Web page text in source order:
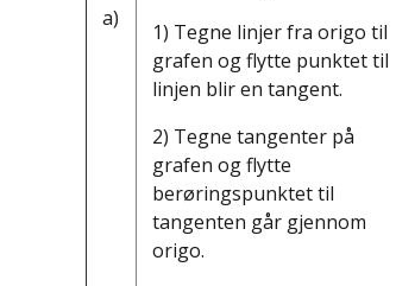
a)
1) Tegne linjer fra origo til
grafen og flytte punktet til
linjen blir en tangent.
2) Tegne tangenter på
grafen og flytte
berøringspunktet til
tangenten går gjennom
origo.